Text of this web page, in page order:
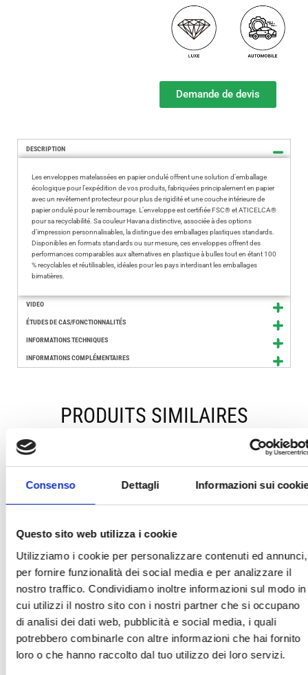
Consenso Dettagli Informazioni sui
Questo sito web utilizza i cookie
Utilizziamo i cookie per personalizzare contenuti ed annunci,
per fornire funzionalità dei social media e per analizzare il
nostro traffico. Condividiamo inoltre informazioni sul modo in
cui utilizzi il nostro sito con i nostri partner che si occupano
di analisi dei dati web, pubblicità e social media, i quali
potrebbero combinarle con altre informazioni che hai fornito
loro o che hanno raccolto dal tuo utilizzo dei loro servizi.
Demande de devis
DESCRIPTION
Les enveloppes matelassées en papier ondulé offrent une solution d’emballage
écologique pour l’expédition de vos produits, fabriquées principalement en papier
avec un revêtement protecteur pour plus de rigidité et une couche intérieure de
papier ondulé pour le rembourrage. L’enveloppe est certifiée FSC® et ATICELCA®
pour sa recyclabilité. Sa couleur Havana distinctive, associée à des options
d’impression personnalisables, la distingue des emballages plastiques standards.
Disponibles en formats standards ou sur mesure, ces enveloppes offrent des
performances comparables aux alternatives en plastique à bulles tout en étant 100
% recyclables et réutilisables, idéales pour les pays interdisant les emballages
bimatières.
VIDEO
ÉTUDES DE CAS/FONCTIONNALITÉS
INFORMATIONS TECHNIQUES
INFORMATIONS COMPLÉMENTAIRES
PRODUITS SIMILAIRES
ECO WALLET
DEMI-PAPIER
TRANSPARENT
PAPER POLYBAG
ECO-POCHETTE
POUR
DOCUMENTS /
ECO-DOCUMENT